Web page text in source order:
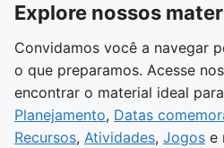
Explore nossos
Convidamos você a navegar
o que preparamos. Acesse
encontrar o material ideal
Planejamento, Datas
Recursos, Atividades, Jogos e